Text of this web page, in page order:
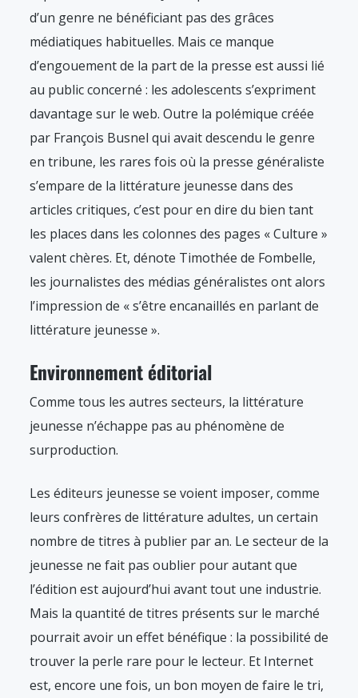
d’un genre ne bénéficiant pas des grâces
médiatiques habituelles. Mais ce manque
d’engouement de la part de la presse est aussi lié
au public concerné : les adolescents s’expriment
davantage sur le web. Outre la polémique créée
par François Busnel qui avait descendu le genre
en tribune, les rares fois où la presse généraliste
s’empare de la littérature jeunesse dans des
articles critiques, c’est pour en dire du bien tant
les places dans les colonnes des pages « Culture »
valent chères. Et, dénote Timothée de Fombelle,
les journalistes des médias généralistes ont alors
l’impression de « s’être encanaillés en parlant de
littérature jeunesse ».
Environnement éditorial
Comme tous les autres secteurs, la littérature
jeunesse n’échappe pas au phénomène de
surproduction.
Les éditeurs jeunesse se voient imposer, comme
leurs confrères de littérature adultes, un certain
nombre de titres à publier par an. Le secteur de la
jeunesse ne fait pas oublier pour autant que
l’édition est aujourd’hui avant tout une industrie.
Mais la quantité de titres présents sur le marché
pourrait avoir un effet bénéfique : la possibilité de
trouver la perle rare pour le lecteur. Et Internet
est, encore une fois, un bon moyen de faire le tri,